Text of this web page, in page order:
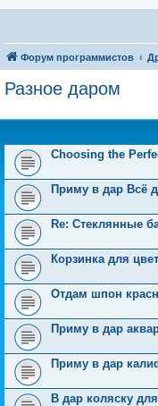
Форум программистов
Разное даром
Choosing the
Приму в дар Всё
Re: Стеклянные
Корзинка для
Отдам шпон
Приму в дар
Приму в дар
В дар коляску